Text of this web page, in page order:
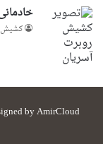
کشیش
by AmirCloud